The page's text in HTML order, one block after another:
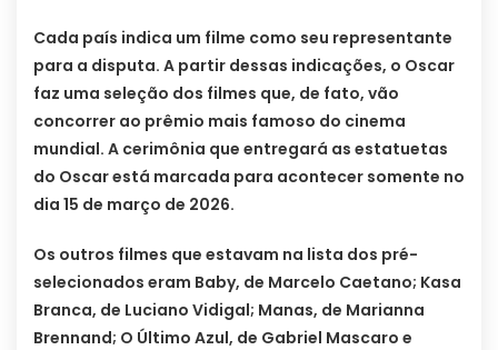
Cada país indica um filme como seu representante
para a disputa. A partir dessas indicações, o Oscar
faz uma seleção dos filmes que, de fato, vão
concorrer ao prêmio mais famoso do cinema
mundial. A cerimônia que entregará as estatuetas
do Oscar está marcada para acontecer somente no
dia 15 de março de 2026.
Os outros filmes que estavam na lista dos pré-
selecionados eram Baby, de Marcelo Caetano; Kasa
Branca, de Luciano Vidigal; Manas, de Marianna
Brennand; O Último Azul, de Gabriel Mascaro e